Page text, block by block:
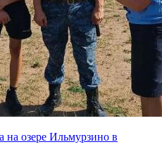
на озере Ильмурзино в